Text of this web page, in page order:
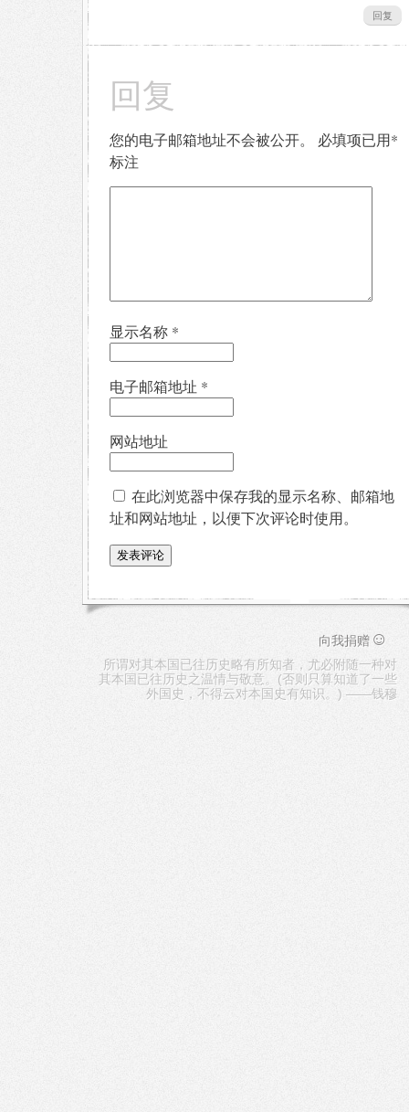
回复
回复
您的电子邮箱地址不会被公开。 必填项已用*
标注
显示名称 *
电子邮箱地址 *
网站地址
在此浏览器中保存我的显示名称、邮箱地
址和网站地址，以便下次评论时使用。
向我捐赠 ☺
所谓对其本国已往历史略有所知者，尤必附随一种对
其本国已往历史之温情与敬意。(否则只算知道了一些
外国史，不得云对本国史有知识。) ——钱穆